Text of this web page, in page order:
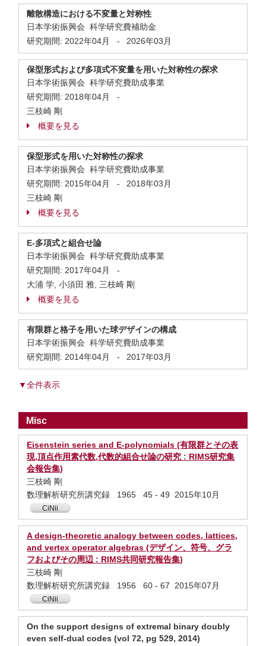
離散構造における不変量と対称性
日本学術振興会 科学研究費補助金
研究期間: 2022年04月 - 2026年03月
保型形式および多項式不変量を用いた対称性の探求
日本学術振興会 科学研究費助成事業
研究期間: 2018年04月
-
三枝崎 剛
概要を見る
保型形式を用いた対称性の探求
日本学術振興会 科学研究費助成事業
研究期間: 2015年04月 -
2018年03月
三枝崎 剛
概要を見る
E-多項式と組合せ論
日本学術振興会 科学研究費助成事業
研究期間: 2017年04月
-
大浦 学, 小須田 雅, 三枝崎 剛
概要を見る
有限群と格子を用いた球デザインの構成
日本学術振興会 科学研究費助成事業
研究期間: 2014年04月 - 2017年03月
▼全件表示
Misc
Eisenstein series and E-polynomials (有限群とその表
現,頂点作用素代数,代数的組合せ論の研究 : RIMS研究集
会報告集)
三枝崎 剛
数理解析研究所講究録 1965 45 - 49 2015年10月
CiNii
A design-theoretic analogy between codes, lattices,
and vertex operator algebras (デザイン、符号、グラ
フおよびその周辺 : RIMS共同研究報告集)
三枝崎 剛
数理解析研究所講究録 1956 60 - 67 2015年07月
CiNii
On the support designs of extremal binary doubly
even self-dual codes (vol 72, pg 529, 2014)